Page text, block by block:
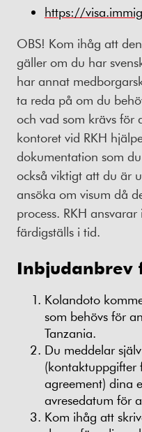
https://
OBS! Kom ihåg att
gäller om du har
har annat
ta reda på om du
och vad som krävs för
kontoret vid RKH
dokumentation som
också viktigt att du är
ansöka om visum då
process. RKH
färdigställs i tid.
Inbjudanbrev
Kolandoto
som behövs för
Tanzania.
Du meddelar
(kontaktuppgifter
agreement) dina
avresedatum för
Kom ihåg att